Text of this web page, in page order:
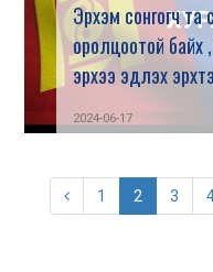
Эрхэм сонгогч та
оролцоотой байх
эрхээ эдлэх
2024-06-17
1 2 3